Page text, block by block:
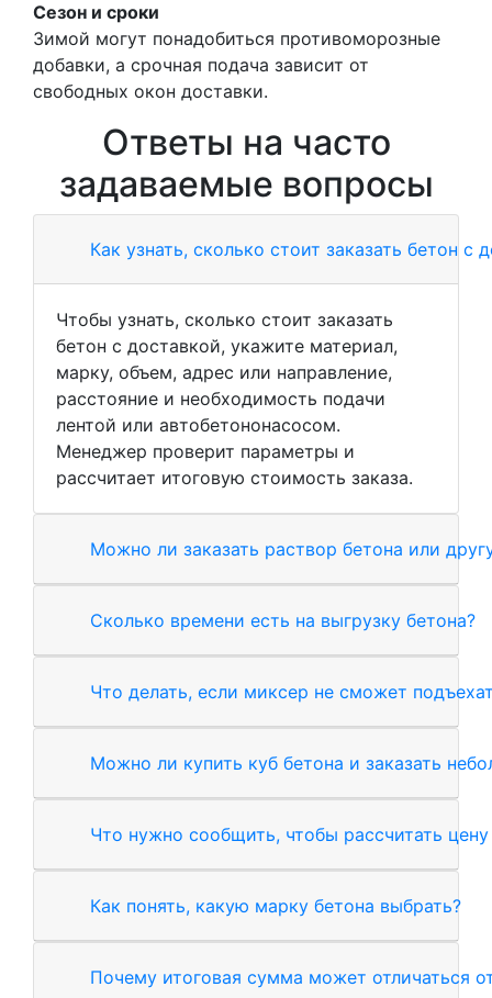
Сезон и сроки
Зимой могут понадобиться противоморозные
добавки, а срочная подача зависит от
свободных окон доставки.
Ответы на часто
задаваемые вопросы
Как узнать, сколько стоит заказать бетон с
Чтобы узнать, сколько стоит заказать
бетон с доставкой, укажите материал,
марку, объем, адрес или направление,
расстояние и необходимость подачи
лентой или автобетононасосом.
Менеджер проверит параметры и
рассчитает итоговую стоимость заказа.
Можно ли заказать раствор бетона или
Сколько времени есть на выгрузку бетона?
Что делать, если миксер не сможет
Можно ли купить куб бетона и заказать
Что нужно сообщить, чтобы рассчитать
Как понять, какую марку бетона выбрать?
Почему итоговая сумма может отличаться